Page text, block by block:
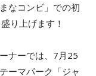
なコンビ」での初
り上げます！
ナーでは、7月25
ーマパーク「ジャ